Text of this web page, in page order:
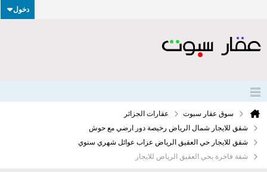
دخول
سوق عقار سبوت
عقارات الجزائر
شقق للايجار شمال الرياض رخيصة دور ارضي مع حوش
شقق للايجار حي العقيق الرياض عزاب عوائل شهري سنوي
شقة فاخرة بحي العقيق الرياض للايجار